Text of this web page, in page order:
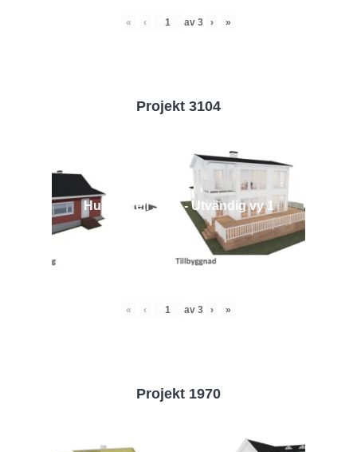
« ‹ av 3 › »
Projekt 3104
Husmodell 3104 - Utvändig vy 1
« ‹ av 3 › »
Projekt 1970